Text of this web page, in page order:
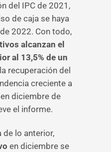
del IPC de 2021,
de caja se haya
2022. Con todo,
alcanzan el
al 13,5% de un
recuperación del
creciente a
diciembre de
el informe.
de lo anterior,
en diciembre se